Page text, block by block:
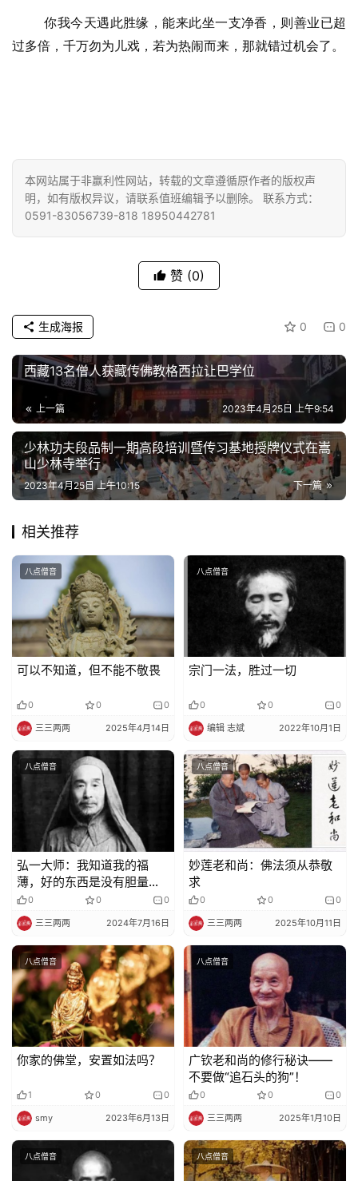
乐
公
益
慈
教
人
物
院
巡
礼
视
纪
录
佛
教
艺
政
策
法
规
责
声
明
登录
你我今天遇此胜缘，能来此坐一支净香，则善业已超
过多倍，千万勿为儿戏，若为热闹而来，那就错过机会了。
本网站属于非赢利性网站，转载的文章遵循原作者的版权声
明，如有版权异议，请联系值班编辑予以删除。 联系方式：
0591-83056739-818 18950442781
赞 (0)
0 0
生成海报
西藏13名僧人获藏传佛教格西拉让巴学位
上一篇 2023年4月25日 上午9:54
少林功夫段品制一期高段培训暨传习基地授牌仪式在嵩
山少林寺举行
下一篇
2023年4月25日 上午10:15
相关推荐
八点僧音
可以不知道，但不能不敬畏
0 0 0
三三两两 2025年4月14日
八点僧音
宗门一法，胜过一切
0 0 0
编辑 志斌 2022年10月1日
八点僧音
弘一大师：我知道我的福
薄，好的东西是没有胆量受
用的
0 0 0
三三两两 2024年7月16日
八点僧音
妙莲老和尚：佛法须从恭敬
求
0 0 0
三三两两 2025年10月11日
八点僧音
你家的佛堂，安置如法吗？
1 0 0
smy 2023年6月13日
八点僧音
广钦老和尚的修行秘诀——
不要做“追石头的狗”！
0 0 0
三三两两 2025年1月10日
八点僧音 八点僧音